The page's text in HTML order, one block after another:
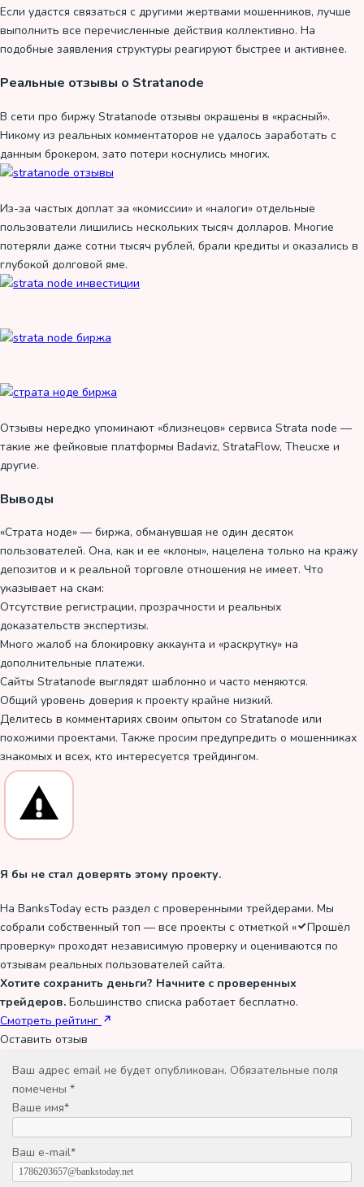
Если удастся связаться с другими жертвами мошенников, лучше
выполнить все перечисленные действия коллективно. На
подобные заявления структуры реагируют быстрее и активнее.
Реальные отзывы о Stratanode
В сети про биржу Stratanode отзывы окрашены в «красный».
Никому из реальных комментаторов не удалось заработать с
данным брокером, зато потери коснулись многих.
Из-за частых доплат за «комиссии» и «налоги» отдельные
пользователи лишились нескольких тысяч долларов. Многие
потеряли даже сотни тысяч рублей, брали кредиты и оказались в
глубокой долговой яме.
Отзывы нередко упоминают «близнецов» сервиса Strata node —
такие же фейковые платформы Badaviz, StrataFlow, Theucxe и
другие.
Выводы
«Страта ноде» — биржа, обманувшая не один десяток
пользователей. Она, как и ее «клоны», нацелена только на кражу
депозитов и к реальной торговле отношения не имеет. Что
указывает на скам:
Отсутствие регистрации, прозрачности и реальных
доказательств экспертизы.
Много жалоб на блокировку аккаунта и «раскрутку» на
дополнительные платежи.
Сайты Stratanode выглядят шаблонно и часто меняются.
Общий уровень доверия к проекту крайне низкий.
Делитесь в комментариях своим опытом со Stratanode или
похожими проектами. Также просим предупредить о мошенниках
знакомых и всех, кто интересуется трейдингом.
Я бы не стал доверять этому проекту.
На BanksToday есть раздел с проверенными трейдерами. Мы
собрали собственный топ — все проекты с отметкой «
Прошёл
проверку» проходят независимую проверку и оцениваются по
отзывам реальных пользователей сайта.
Хотите сохранить деньги? Начните с проверенных
трейдеров. Большинство списка работает бесплатно.
Смотреть рейтинг
Оставить отзыв
Ваш адрес email не будет опубликован. Обязательные поля
помечены *
Ваше имя*
Ваш e-mail*